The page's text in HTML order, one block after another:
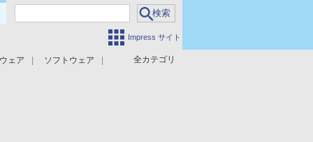
Impress サイト
全カテゴリ
ェア
ソフトウェア